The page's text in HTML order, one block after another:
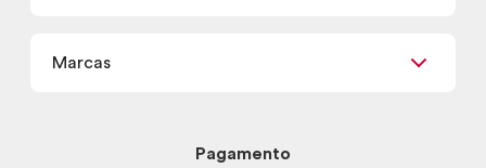
Frete e Entrega
Marcas
Pagamento